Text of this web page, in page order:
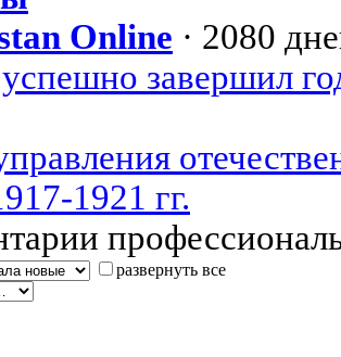
Online · 2080
завершил
1921 гг.
развернуть все